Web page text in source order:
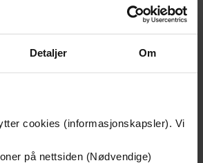
Detaljer Om
cookies (informasjonskapsler). Vi
på nettsiden (Nødvendige)
kjøpt